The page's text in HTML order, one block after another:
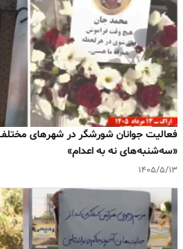
فعالیت جوانان شورشگر در شهرهای مختلف
«سه‌شنبه‌های نه به اعدام»
۱۴۰۵/۵/۱۳